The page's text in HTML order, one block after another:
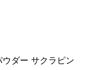
ダー サクラピン